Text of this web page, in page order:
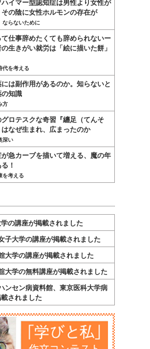
イマー型認知症は男性より女性が
の陰に女性ホルモンの存在が
ならないために
仕事辞めたくても辞められないー
生きがい就労は「絵に描いた餅」
代を考える
は副作用があるのか。知らないと
知識
方
ロテスクな奇習『纏足（てんそ
はなぜ生まれ、広まったのか
深い
急カーブを描いて増える、魔の年
！
を考える
の講座が掲載されました
大学の講座が掲載されました
学の講座が掲載されました
学の無料講座が掲載されました
セン病資料館、東京医科大学病
されました